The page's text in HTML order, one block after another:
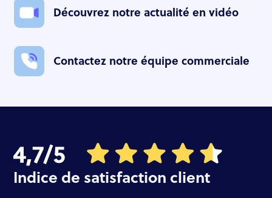
Découvrez notre actualité en vidéo
Contactez notre équipe commerciale
Indice de satisfaction client